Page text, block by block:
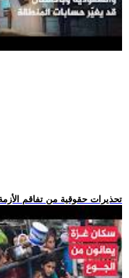
.. تحذيرات حقوقية من تفاقم